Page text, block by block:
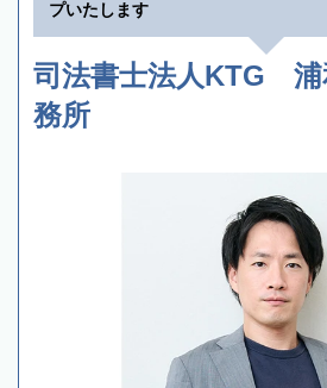
プいたします
司法書士法人KTG 浦
務所